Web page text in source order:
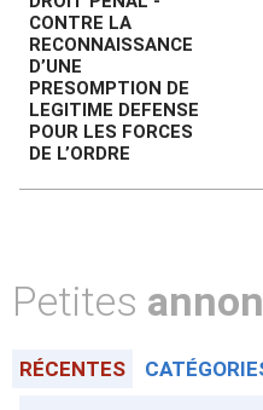
CONTRE LA
RECONNAISSANCE
D’UNE
PRESOMPTION DE
LEGITIME DEFENSE
POUR LES FORCES
DE L’ORDRE
Petites
RÉCENTES